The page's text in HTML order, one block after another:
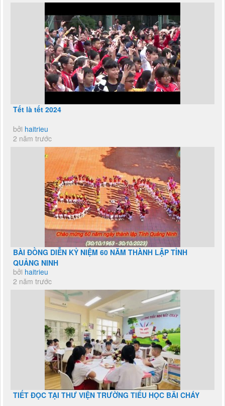
Tết là tết 2024
bởi haitrieu
2 năm trước
BÀI ĐỒNG DIỄN KỶ NIỆM 60 NĂM THÀNH LẬP TỈNH
QUẢNG NINH
bởi haitrieu
2 năm trước
TIẾT ĐỌC TẠI THƯ VIỆN TRƯỜNG TIỂU HỌC BÃI CHÁY